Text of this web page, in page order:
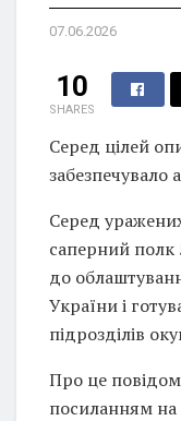
07.06.2026
10
SHARES
Серед цілей
забезпечувало
Серед
саперний полк
до
України і
підрозділів
Про це
посиланням на